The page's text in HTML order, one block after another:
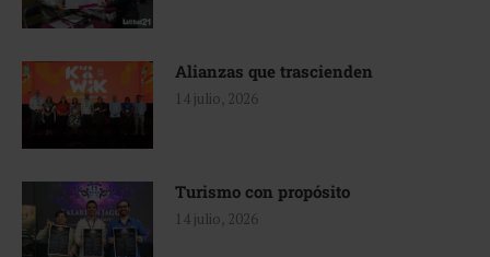
Alianzas que trascienden
14 julio, 2026
Turismo con propósito
14 julio, 2026